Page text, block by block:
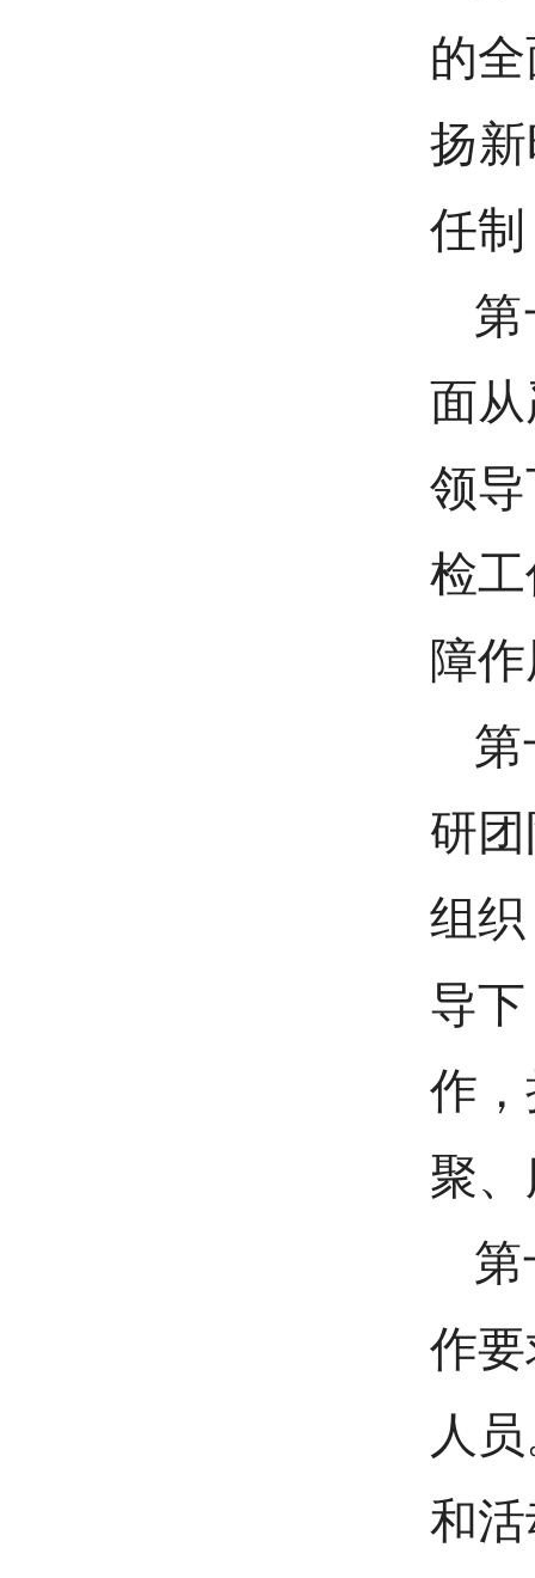
的
扬
任
面
领
检
障
研
组
导
作
聚
作
人
和